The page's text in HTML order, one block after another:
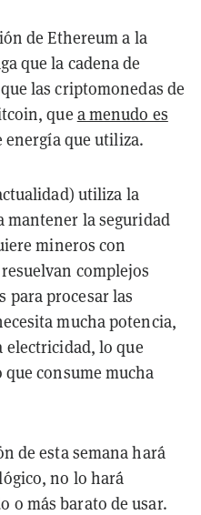
de Ethereum a la
que la cadena de
las criptomonedas de
que a menudo es
que utiliza.
utiliza la
la seguridad
mineros con
complejos
para procesar las
mucha potencia,
electricidad, lo que
consume mucha
de esta semana hará
no lo hará
o más barato de usar.